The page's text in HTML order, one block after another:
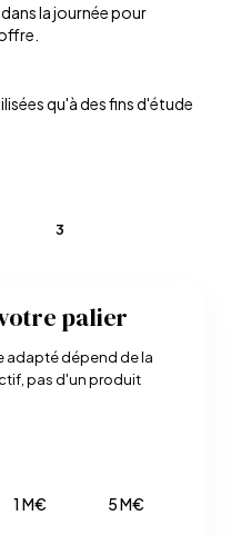
la journée pour
qu'à des fins d'étude
3
palier
adapté dépend de la
pas d'un produit
1 M€ 5 M€